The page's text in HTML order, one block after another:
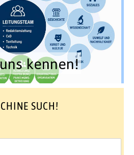
kennen!
SUCH!